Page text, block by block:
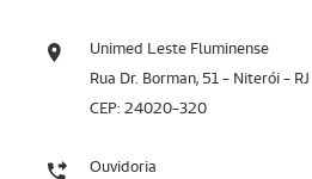
Unimed Leste Fluminense
Rua Dr. Borman, 51 - Niterói - RJ
CEP: 24020-320
Ouvidoria